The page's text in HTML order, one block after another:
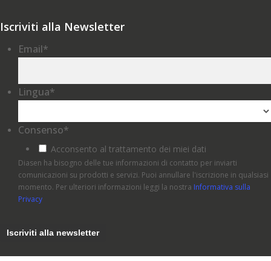
Iscriviti alla Newsletter
Email*
Lingua*
Consenso*
Acconsento al trattamento dei miei dati
Diasen ha bisogno delle tue informazioni di contatto per inviarti
comunicazioni su prodotti e servizi. Puoi annullare l'iscrizione in qualsiasi
momento. Per ulteriori informazioni leggi la nostra Informativa sulla
Privacy